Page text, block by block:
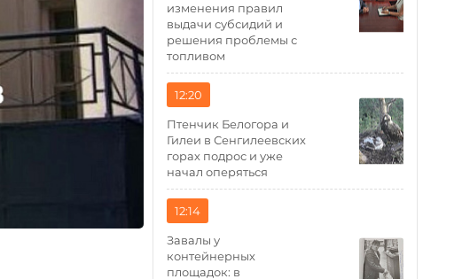
изменения правил
выдачи субсидий и
решения проблемы с
топливом
12:20
Птенчик Белогора и
Гилеи в Сенгилеевских
горах подрос и уже
начал оперяться
12:14
Завалы у
контейнерных
площадок: в